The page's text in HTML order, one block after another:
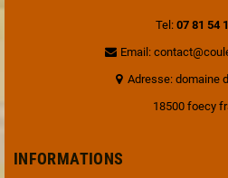
Tel: 07 81 54
Email:
Adresse: domaine
18500 foecy
INFORMATIONS